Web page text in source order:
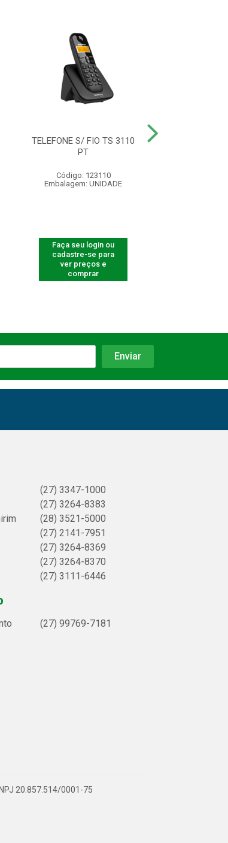
TELEFONE S/ FIO TS 3110
PT
Código: 123110
Embalagem: UNIDADE
Faça seu login ou
cadastre-se para
ver preços e
comprar
(27) 3347-1000
(27) 3264-8383
(28) 3521-5000
(27) 2141-7951
(27) 3264-8369
(27) 3264-8370
(27) 3111-6446
(27) 99769-7181
20.857.514/0001-75